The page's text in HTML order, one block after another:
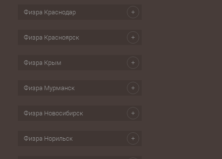
Физра Краснодар
Физра Красноярск
Физра Крым
Физра Мурманск
Физра Новосибирск
Физра Норильск